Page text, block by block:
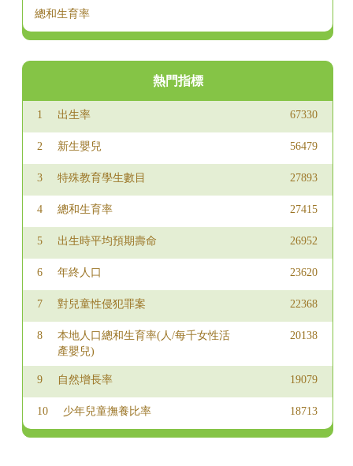
2,666
2022 4,344
2023 3,712
2024 1,680 3,607
總和生育率
熱門指標
1 出生率 67330
2 新生嬰兒 56479
3 特殊教育學生數目 27893
4 總和生育率 27415
5 出生時平均預期壽命 26952
6 年終人口 23620
7 對兒童性侵犯罪案 22368
8
本地人口總和生育率(人/每千女性活
產嬰兒)
20138
9 自然增長率 19079
10 少年兒童撫養比率 18713